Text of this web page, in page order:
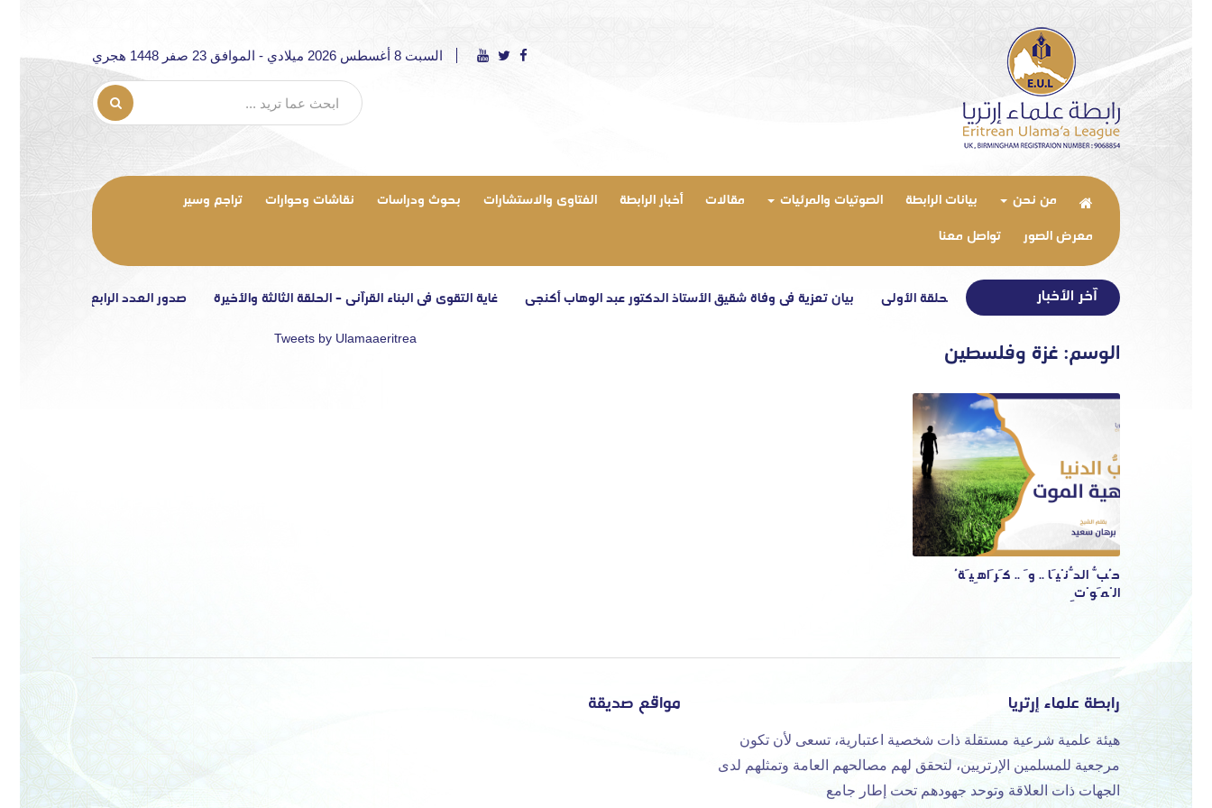
السبت 8 أغسطس 2026 ميلادي - الموافق 23 صفر 1448 هجري
من نحن بيانات الرابطة الصوتيات والمرئيات مقالات أخبار الرابطة الفتاوى والاستشارات بحوث ودراسات نقاشات وحوارات
تراجم وسير
معرض الصور
تواصل معنا
آخر الأخبارغاية التعارف – الحلقة الأولى بيان تعزية في وفاة شقيق الأستاذ الدكتور عبد الوهاب أكنجي غاية التقوى في البناء القرآني – الحلقة الثالثة والأخيرة صدور العدد الرابع من مجلة «الرابطة»
الوسم:غزة وفلسطين
حُبُّ الدُّنْيَا .. وَ .. كَرَاهِيَةُ
الْمَوْتِ
Tweets by Ulamaaeritrea
رابطة علماء إرتريا
هيئة علمية شرعية مستقلة ذات شخصية اعتبارية، تسعى لأن تكون
مرجعية للمسلمين الإرتريين، لتحقق لهم مصالحهم العامة وتمثلهم لدى
الجهات ذات العلاقة وتوحد جهودهم تحت إطار جامع
مواقع صديقة